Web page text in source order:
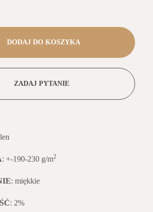
ZADAJ PYTANIE
: +-190-230 g/m2
: miękkie
: 2%